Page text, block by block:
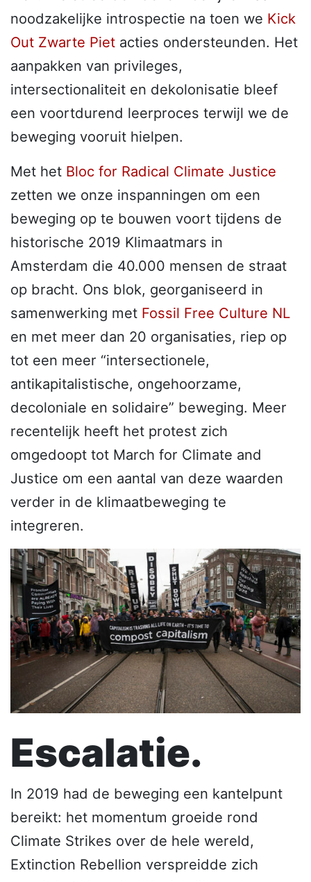
noodzakelijke introspectie na toen we Kick
Out Zwarte Piet acties ondersteunden. Het
aanpakken van privileges,
intersectionaliteit en dekolonisatie bleef
een voortdurend leerproces terwijl we de
beweging vooruit hielpen.
Met het Bloc for Radical Climate Justice
zetten we onze inspanningen om een
beweging op te bouwen voort tijdens de
historische 2019 Klimaatmars in
Amsterdam die 40.000 mensen de straat
op bracht. Ons blok, georganiseerd in
samenwerking met Fossil Free Culture NL
en met meer dan 20 organisaties, riep op
tot een meer “intersectionele,
antikapitalistische, ongehoorzame,
decoloniale en solidaire” beweging. Meer
recentelijk heeft het protest zich
omgedoopt tot March for Climate and
Justice om een aantal van deze waarden
verder in de klimaatbeweging te
integreren.
Escalatie.
In 2019 had de beweging een kantelpunt
bereikt: het momentum groeide rond
Climate Strikes over de hele wereld,
Extinction Rebellion verspreidde zich